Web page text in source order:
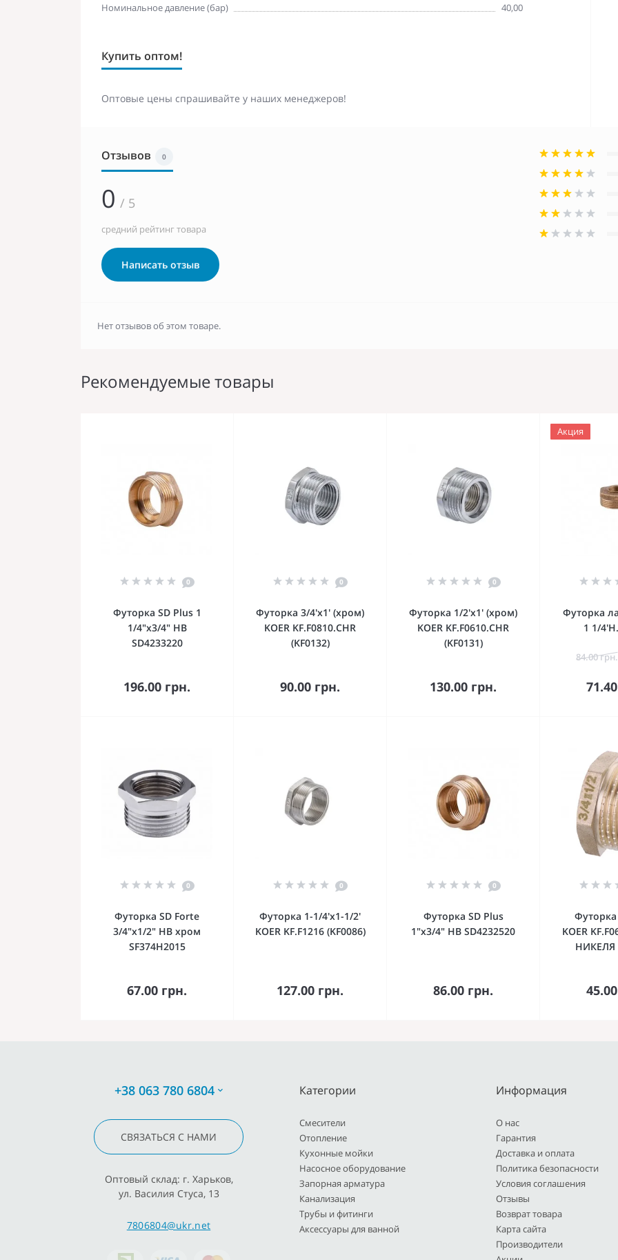
Номинальное давление (бар)
40,00
Купить оптом!
Оптовые цены спрашивайте у наших менеджеров!
Отзывов 0
0 / 5
средний рейтинг товара
Написать отзыв
Нет отзывов об этом товаре.
Рекомендуемые товары
0
Футорка SD Plus 1
1/4"х3/4" НВ
SD4233220
196.00 грн.
В корзину
0
Футорка 3/4'х1' (хром)
KOER KF.F0810.CHR
(KF0132)
90.00 грн.
В корзину
0
Футорка 1/2'х1' (хром)
KOER KF.F0610.CHR
(KF0131)
130.00 грн.
В корзину
Акция
Футорка
1 1/
84.00 грн.
В
0
Футорка SD Forte
3/4"х1/2" НВ хром
SF374H2015
67.00 грн.
В корзину
0
Футорка 1-1/4'x1-1/2'
KOER KF.F1216 (KF0086)
127.00 грн.
В корзину
0
Футорка SD Plus
1"х3/4" НВ SD4232520
86.00 грн.
В корзину
KOER
НИКЕЛЯ
В
+38 063 780 6804
СВЯЗАТЬСЯ С НАМИ
Оптовый склад: г. Харьков,
ул. Василия Стуса, 13
7806804@ukr.net
Категории
Cмесители
Отопление
Кухонные мойки
Насосное оборудование
Запорная арматура
Канализация
Трубы и фитинги
Аксессуары для ванной
Информация
О нас
Гарантия
Доставка и оплата
Политика безопасности
Условия соглашения
Отзывы
Возврат товара
Карта сайта
Производители